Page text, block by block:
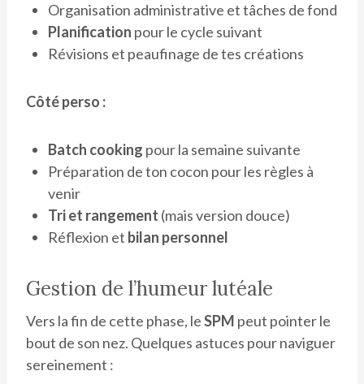
Organisation administrative et tâches de fond
Planification pour le cycle suivant
Révisions et peaufinage de tes créations
Côté perso :
Batch cooking pour la semaine suivante
Préparation de ton cocon pour les règles à
venir
Tri et rangement (mais version douce)
Réflexion et bilan personnel
Gestion de l’humeur lutéale
Vers la fin de cette phase, leSPM peut pointer le
bout de son nez. Quelques astuces pour naviguer
sereinement :